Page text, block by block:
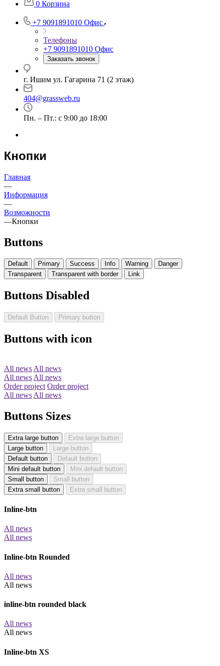
0 Корзина
+7 9091891010 Офис
Телефоны
+7 9091891010 Офис
Заказать звонок
г. Ишим ул. Гагарина 71 (2 этаж)
404@grassweb.ru
Пн. – Пт.: с 9:00 до 18:00
Кнопки
Главная
—
Информация
—
Возможности
—Кнопки
Buttons
Default Primary Success Info Warning
Danger
Transparent
Transparent with border Link
Buttons Disabled
Default Button Primary button
Buttons with icon
All news All news
All news All news
Order project Order project
All news All news
Buttons Sizes
Extra large button
Extra large button
Large button
Large button
Default button
Default button
Mini default button
Mini default button
Small button
Small button
Extra small button
Extra small button
Inline-btn
All news
All news
Inline-btn Rounded
All news
All news
inline-btn rounded black
All news
All news
Inline-btn XS